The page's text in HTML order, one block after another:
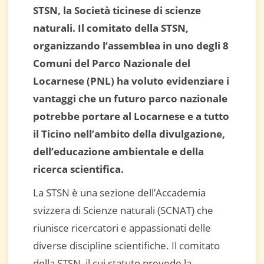
STSN, la Società ticinese di scienze
naturali. Il comitato della STSN,
organizzando l’assemblea in uno degli 8
Comuni del Parco Nazionale del
Locarnese (PNL) ha voluto evidenziare i
vantaggi che un futuro parco nazionale
potrebbe portare al Locarnese e a tutto
il Ticino nell’ambito della divulgazione,
dell’educazione ambientale e della
ricerca scientifica.
La STSN è una sezione dell’Accademia
svizzera di Scienze naturali (SCNAT) che
riunisce ricercatori e appassionati delle
diverse discipline scientifiche. Il comitato